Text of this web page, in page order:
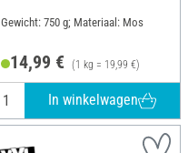
Gewicht: 750 g; Materiaal: Mos
14,99 € (1 kg = 19,99 €)
In winkelwagen